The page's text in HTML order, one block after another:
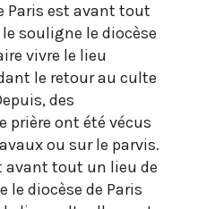
Paris est avant tout
souligne le diocèse
vivre le lieu
le retour au culte
des
prière ont été vécus
ou sur le parvis.
avant tout un lieu de
diocèse de Paris